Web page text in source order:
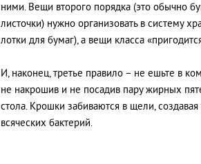
ними. Вещи второго порядка (это обычно
листочки) нужно организовать в систему
лотки для бумаг), а вещи класса
И, наконец, третье правило – не ешьте в
не накрошив и не посадив пару жирных
стола. Крошки забиваются в щели,
всяческих бактерий.